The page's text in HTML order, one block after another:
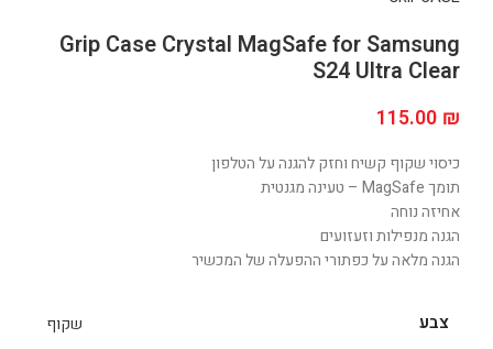
Grip Case Crystal MagSafe for Samsung
S24 Ultra Clear
115.00 ₪
כיסוי שקוף קשיח וחזק להגנה על הטלפון
תומך MagSafe – טעינה מגנטית
אחיזה נוחה
הגנה מנפילות וזעזועים
הגנה מלאה על כפתורי ההפעלה של המכשיר
צבע שקוף